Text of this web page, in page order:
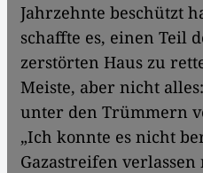
Jahrzehnte beschützt
schaffte es, einen Teil
zerstörten Haus zu
Meiste, aber nicht
unter den Trümmern
„Ich konnte es nicht
Gazastreifen verlassen